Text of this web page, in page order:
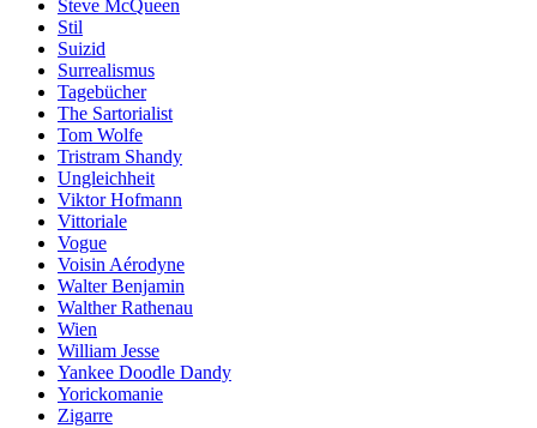
Steve McQueen
Stil
Suizid
Surrealismus
Tagebücher
The Sartorialist
Tom Wolfe
Tristram Shandy
Ungleichheit
Viktor Hofmann
Vittoriale
Vogue
Voisin Aérodyne
Walter Benjamin
Walther Rathenau
Wien
William Jesse
Yankee Doodle Dandy
Yorickomanie
Zigarre